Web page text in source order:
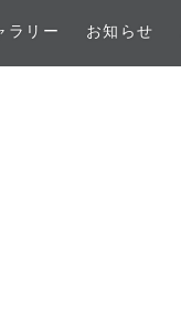
ラリー お知らせ